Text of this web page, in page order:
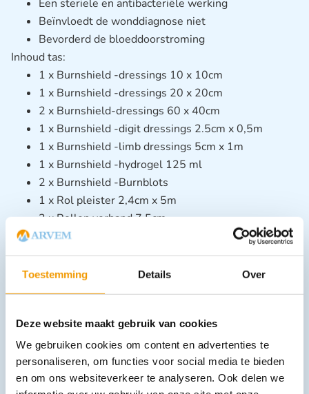
Toestemming Details Over
Deze website maakt gebruik van cookies
We gebruiken cookies om content en advertenties te
personaliseren, om functies voor social media te bieden
en om ons websiteverkeer te analyseren. Ook delen we
Een steriele en antibacteriële werking
Beïnvloedt de wonddiagnose niet
Bevorderd de bloeddoorstroming
Inhoud tas:
1 x Burnshield -dressings 10 x 10cm
1 x Burnshield -dressings 20 x 20cm
2 x Burnshield-dressings 60 x 40cm
1 x Burnshield -digit dressings 2.5cm x 0,5m
1 x Burnshield -limb dressings 5cm x 1m
1 x Burnshield -hydrogel 125 ml
2 x Burnshield -Burnblots
1 x Rol pleister 2,4cm x 5m
2 x Rollen verband 7,5cm
2 x Soft 1 cohesief foam verband 6cm
10 x Pleisters gekleurd
1 x Schaar
1 x Paar latex handschoenen